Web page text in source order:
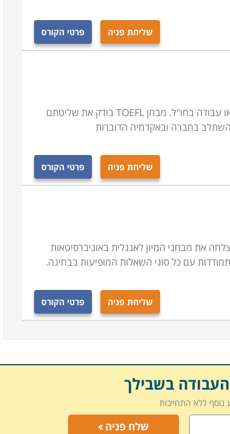
שליחת פניה פרטי הקורס
מסלול הכנה למבחן ה-TOEFL - כרטיס הכניסה החיוני ללימודים או עבודה בחו"ל. מבחן TOEFL בודק את שליטתם
בחברה ובאקדמיה הדוברות
שליחת פניה פרטי הקורס
את מבחני המיון לאנגלית באוניברסיטאות
עם כל סוגי השאלות המופיעות בבחינה.
שליחת פניה פרטי הקורס
בשבילך
נוסף ללא התחייבות
שלח פניה